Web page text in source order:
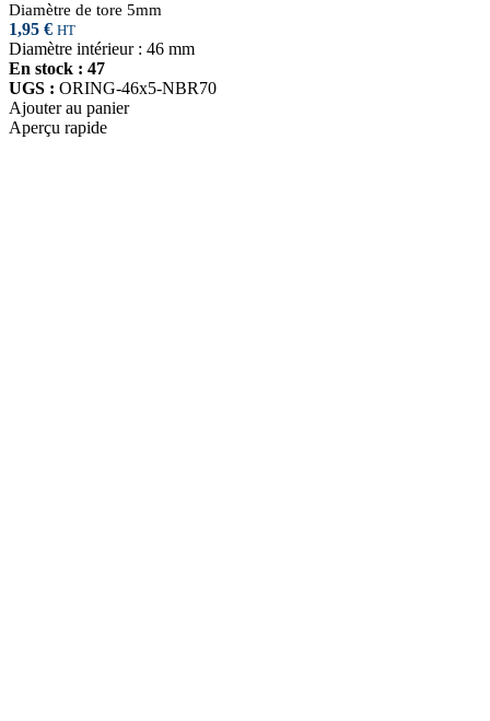
Diamètre de tore 5mm
1,95 € HT
Diamètre intérieur : 46 mm
En stock : 47
UGS : ORING-46x5-NBR70
Ajouter au panier
Aperçu rapide